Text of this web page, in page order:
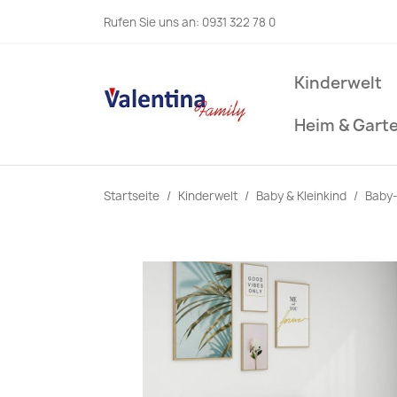
Rufen Sie uns an: 0931 322 78 0
Kinderwelt
Heim &
Startseite Kinderwelt Baby & Kleinkind